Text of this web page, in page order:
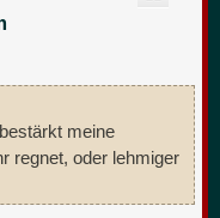
meine
regnet, oder lehmiger